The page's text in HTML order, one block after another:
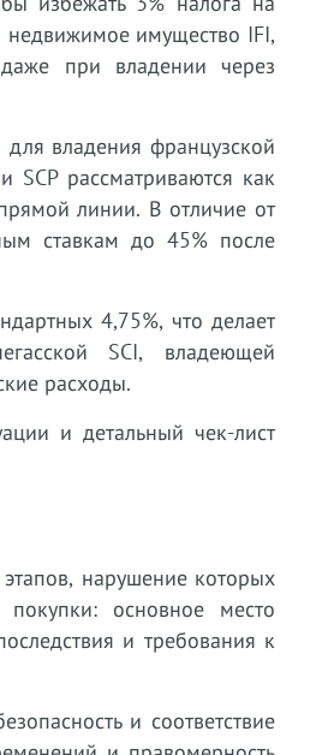
имущество IFI,
при владении через
для владения французской
рассматриваются как
линии. В отличие от
ставкам до 45% после
4,75%, что делает
SCI, владеющей
расходы.
и детальный чек-лист
нарушение которых
основное место
и требования к
и соответствие